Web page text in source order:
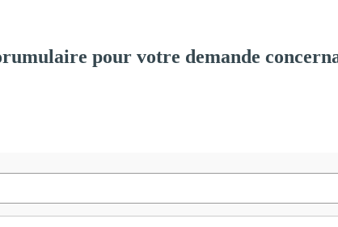
pour votre demande